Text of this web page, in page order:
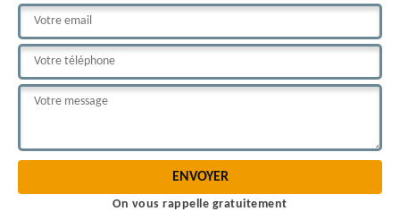
On vous rappelle gratuitement